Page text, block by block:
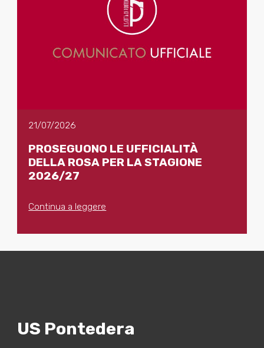
21/07/2026
PROSEGUONO LE UFFICIALITÀ
DELLA ROSA PER LA STAGIONE
2026/27
Continua a leggere
US Pontedera